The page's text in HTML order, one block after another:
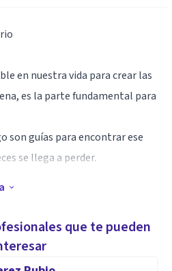
en nuestra vida para crear las
es la parte fundamental para
son guías para encontrar ese
se llega a perder.
accesible de calidad y
escasea en nuestros tiempos.
que te pueden